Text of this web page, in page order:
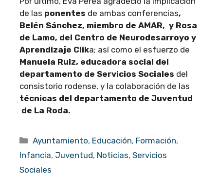
de las ponentes de ambas conferencias,
Belén Sánchez, miembro de AMAR, y Rosa
de Lamo, del Centro de Neurodesarroyo y
Aprendizaje Clika; así como el esfuerzo de
Manuela Ruiz, educadora social del
departamento de Servicios Sociales del
consistorio rodense, y la colaboración de las
técnicas del departamento de Juventud
de La Roda.
Categorías
Ayuntamiento, Educación, Formación,
Infancia, Juventud, Noticias, Servicios
Sociales